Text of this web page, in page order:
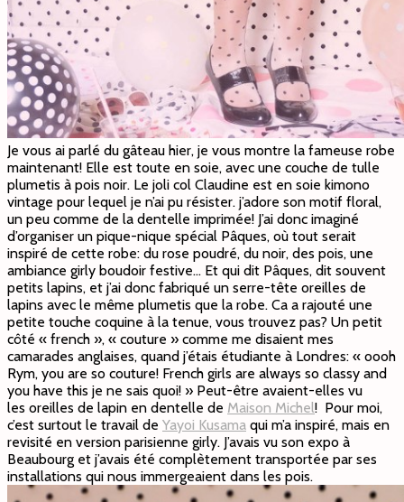
Je vous ai parlé du gâteau hier, je vous montre la fameuse robe
maintenant! Elle est toute en soie, avec une couche de tulle
plumetis à pois noir. Le joli col Claudine est en soie kimono
vintage pour lequel je n’ai pu résister. j’adore son motif floral,
un peu comme de la dentelle imprimée! J’ai donc imaginé
d’organiser un pique-nique spécial Pâques, où tout serait
inspiré de cette robe: du rose poudré, du noir, des pois, une
ambiance girly boudoir festive… Et qui dit Pâques, dit souvent
petits lapins, et j’ai donc fabriqué un serre-tête oreilles de
lapins avec le même plumetis que la robe. Ca a rajouté une
petite touche coquine à la tenue, vous trouvez pas? Un petit
côté « french », « couture » comme me disaient mes
camarades anglaises, quand j’étais étudiante à Londres: « oooh
Rym, you are so couture! French girls are always so classy and
you have this je ne sais quoi! » Peut-être avaient-elles vu
les oreilles de lapin en dentelle de Maison Michel! Pour moi,
c’est surtout le travail de Yayoi Kusama qui m’a inspiré, mais en
revisité en version parisienne girly. J’avais vu son expo à
Beaubourg et j’avais été complètement transportée par ses
installations qui nous immergeaient dans les pois.